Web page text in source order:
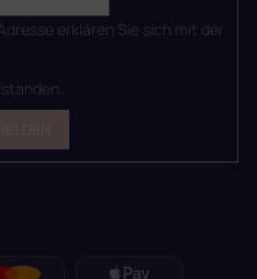
erklären Sie sich mit der